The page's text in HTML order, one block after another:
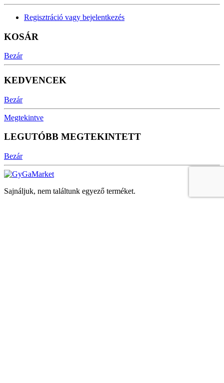
Regisztráció vagy bejelentkezés
KOSÁR
Bezár
KEDVENCEK
Bezár
Megtekintve
LEGUTÓBB MEGTEKINTETT
Bezár
Sajnáljuk, nem találtunk egyező terméket.